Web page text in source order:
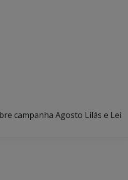
campanha Agosto Lilás e Lei